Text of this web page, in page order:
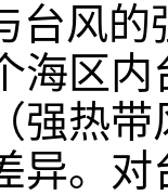
台风的
海区
强热
异。